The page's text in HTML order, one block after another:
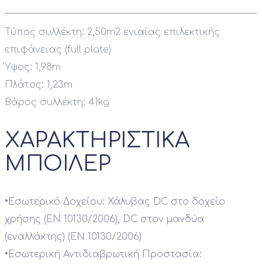
Τύπος συλλέκτη: 2,50m2 ενιαίας επιλεκτικής
επιφάνειας (full plate)
Ύψος: 1,98m
Πλάτος: 1,23m
Βάρος συλλέκτη: 41kg
ΧΑΡΑΚΤΗΡΙΣΤΙΚΑ
ΜΠΟΙΛΕΡ
• Εσωτερικό Δοχείου: Χάλυβας DC στο δοχείο
χρήσης (ΕΝ 10130/2006), DC στον μανδύα
(εναλλάκτης) (ΕΝ 10130/2006)
• Εσωτερική Αντιδιαβρωτική Προστασία: